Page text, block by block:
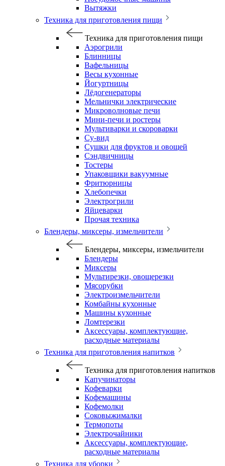
Вытяжки
Техника для приготовления пищи
Техника для приготовления пищи
Аэрогрили
Блинницы
Вафельницы
Весы кухонные
Йогуртницы
Лёдогенераторы
Мельнички электрические
Микроволновые печи
Мини-печи и ростеры
Мультиварки и скороварки
Су-вид
Сушки для фруктов и овощей
Сэндвичницы
Тостеры
Упаковщики вакуумные
Фритюрницы
Хлебопечки
Электрогрили
Яйцеварки
Прочая техника
Блендеры, миксеры, измельчители
Блендеры, миксеры, измельчители
Блендеры
Миксеры
Мультирезки, овощерезки
Мясорубки
Электроизмельчители
Комбайны кухонные
Машины кухонные
Ломтерезки
Аксессуары, комплектующие,
расходные материалы
Техника для приготовления напитков
Техника для приготовления напитков
Капучинаторы
Кофеварки
Кофемашины
Кофемолки
Соковыжималки
Термопоты
Электрочайники
Аксессуары, комплектующие,
расходные материалы
Техника для уборки